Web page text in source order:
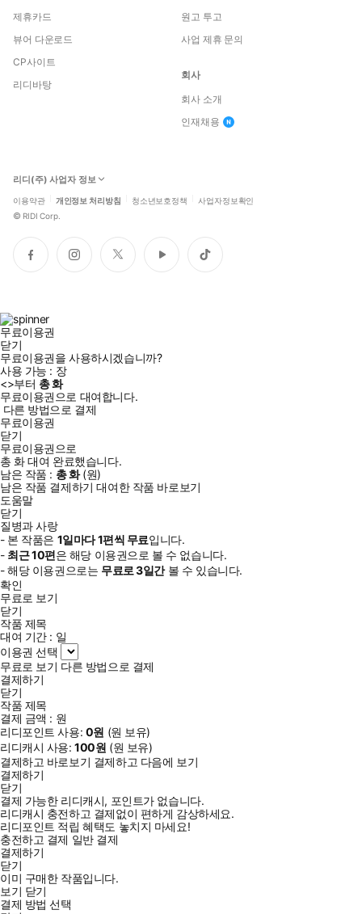
제휴카드
뷰어 다운로드
CP사이트
리디바탕
원고 투고
사업 제휴 문의
회사
회사 소개
인재채용
리디(주) 사업자 정보
이용약관 개인정보 처리방침 청소년보호정책 사업자정보확인
© RIDI Corp.
페
이
인
스
트
위
유
튜
틱
톡
무료이용권
닫기
무료이용권을 사용하시겠습니까?
사용 가능 : 장
<>부터 총화
무료이용권으로 대여합니다.
다른 방법으로 결제
무료이용권
닫기
무료이용권으로
총 화대여 완료했습니다.
남은 작품 : 총화(원)
남은 작품 결제하기 대여한 작품 바로보기
도움말
닫기
질병과 사랑
- 본 작품은 1일마다1편씩 무료입니다.
- 최근10편은 해당 이용권으로 볼 수 없습니다.
- 해당 이용권으로는 무료로3일간볼 수 있습니다.
확인
무료로 보기
닫기
작품 제목
대여 기간 : 일
이용권 선택
무료로 보기 다른 방법으로 결제
결제하기
닫기
작품 제목
결제 금액 : 원
리디포인트 사용: 0원 (원 보유)
리디캐시 사용:100원 (원 보유)
결제하고 바로보기 결제하고 다음에 보기
결제하기
닫기
결제 가능한 리디캐시, 포인트가 없습니다.
리디캐시 충전하고 결제없이 편하게 감상하세요.
리디포인트 적립 혜택도 놓치지 마세요!
충전하고 결제 일반 결제
결제하기
닫기
이미 구매한 작품입니다.
보기 닫기
결제 방법 선택